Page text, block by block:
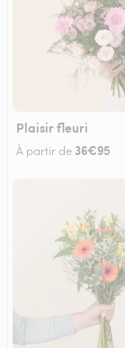
Plaisir fleuri
À partir de 36€95